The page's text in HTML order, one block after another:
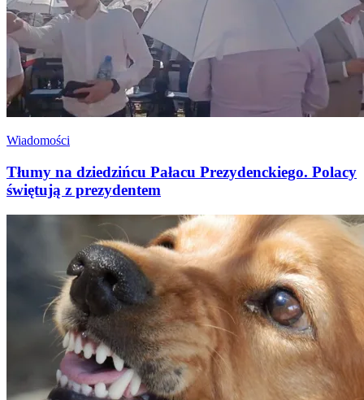
Wiadomości
Tłumy na dziedzińcu Pałacu Prezydenckiego. Polacy
świętują z prezydentem